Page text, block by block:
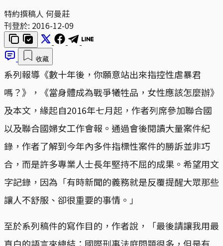
特約撰稿人 何曼莊
刊登於: 2016-12-09
收藏
系列報導《數十年後，你願意站出來指控性虐暴君
嗎？》，《當身體成為戰爭犧牲品，女性應該怎麼辦》
及本文，緣起自2016年七月起，作者列席參加聯合國
以及聯合國婦女工作會報。通過會後閱讀大量案件紀
錄，作者了解到今年內多件指標性案件的勝訴並非巧
合，而是許多專業人士長年堅持不屈的成果。希望用文
字記錄，因為「有時新聞的義務就是反覆提醒大眾那些
讓人不舒服、卻很重要的事情。」
至於系列稿件的寫作目的，作者說，「最後請讓我用最